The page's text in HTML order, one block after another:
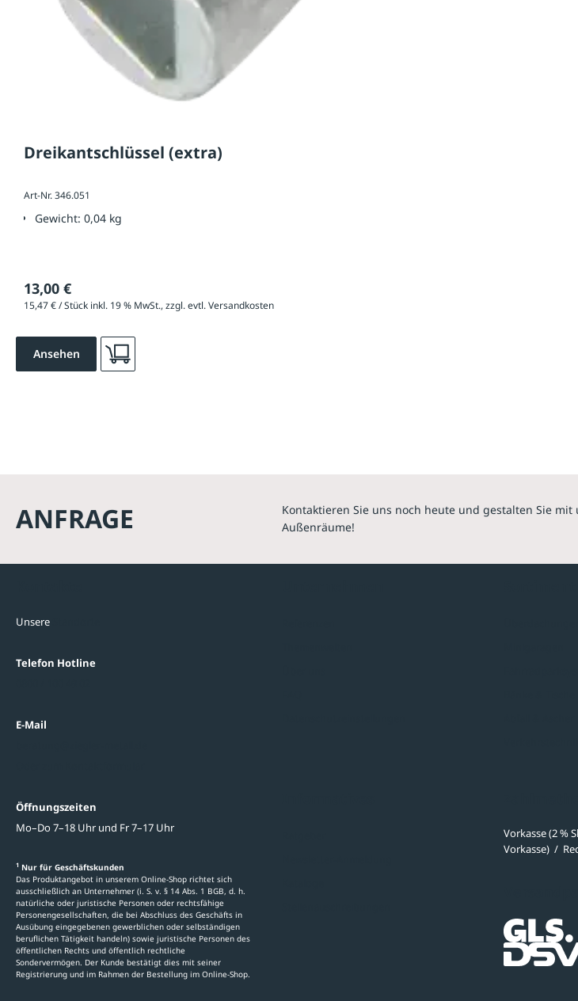
Dreikantschlüssel (extra)
Art-Nr. 346.051
Gewicht: 0,04 kg
13,00 €
15,47 € / Stück inkl. 19 % MwSt., zzgl. evtl. Versandkosten
Ansehen
ANFRAGE
Kontaktieren Sie uns noch heute und gestalten Sie
Außenräume!
Unsere
Telefon Hotline
E-Mail
Öffnungszeiten
Mo–Do 7–18 Uhr und Fr 7–17 Uhr
1 Nur für Geschäftskunden
Das Produktangebot in unserem Online-Shop richtet sich
ausschließlich an Unternehmer (i. S. v. § 14 Abs. 1 BGB, d. h.
natürliche oder juristische Personen oder rechtsfähige
Personengesellschaften, die bei Abschluss des Geschäfts in
Ausübung eingegebenen gewerblichen oder selbständigen
beruflichen Tätigkeit handeln) sowie juristische Personen des
öffentlichen Rechts und öffentlich rechtliche
Sondervermögen. Der Kunde bestätigt dies mit seiner
Registrierung und im Rahmen der Bestellung im Online-Shop.
Vorkasse (2 %
Vorkasse) /